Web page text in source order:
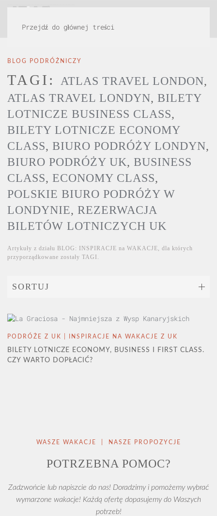
Przejdź do głównej treści
BLOG PODRÓŻNICZY
TAGI: ATLAS TRAVEL LONDON,
ATLAS TRAVEL LONDYN, BILETY
LOTNICZE BUSINESS CLASS,
BILETY LOTNICZE ECONOMY
CLASS, BIURO PODRÓŻY LONDYN,
BIURO PODRÓŻY UK, BUSINESS
CLASS, ECONOMY CLASS,
POLSKIE BIURO PODRÓŻY W
LONDYNIE, REZERWACJA
BILETÓW LOTNICZYCH UK
Artykuły z działu BLOG: INSPIRACJE na WAKACJE, dla których
przyporządkowane zostały TAGI.
SORTUJ
PODRÓŻE Z UK | INSPIRACJE NA WAKACJE Z UK
BILETY LOTNICZE ECONOMY, BUSINESS I FIRST CLASS.
CZY WARTO DOPŁACIĆ?
WASZE WAKACJE | NASZE PROPOZYCJE
POTRZEBNA POMOC?
Zadzwońcie lub napiszcie do nas! Doradzimy i pomożemy wybrać
wymarzone wakacje! Każdą ofertę dopasujemy do Waszych
potrzeb!